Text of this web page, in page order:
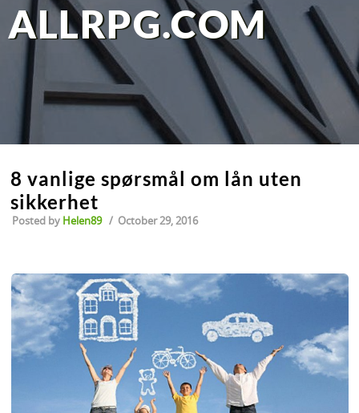
ALLRPG.COM
8 vanlige spørsmål om lån uten
sikkerhet
Posted by Helen89 / October 29, 2016